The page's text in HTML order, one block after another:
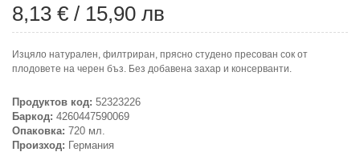
8,13 € / 15,90 лв
Изцяло натурален, филтриран, прясно студено пресован сок от
плодовете на черен бъз. Без добавена захар и консерванти.
Продуктов код: 52323226
Баркод: 4260447590069
Опаковка: 720 мл.
Произход: Германия